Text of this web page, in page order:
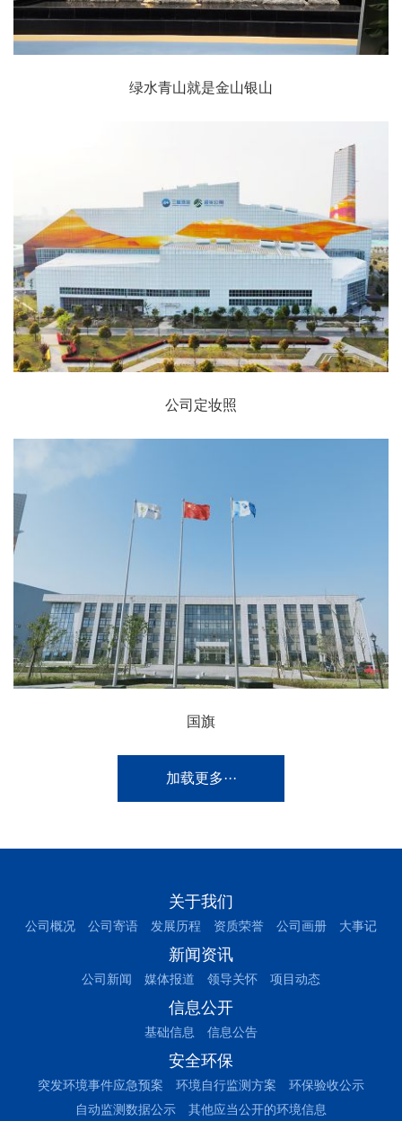
绿水青山就是金山银山
公司定妆照
国旗
加载更多···
关于我们
公司概况 公司寄语 发展历程 资质荣誉 公司画册 大事记
新闻资讯
公司新闻 媒体报道 领导关怀 项目动态
信息公开
基础信息 信息公告
安全环保
突发环境事件应急预案 环境自行监测方案
环保验收公示
自动监测数据公示
其他应当公开的环境信息